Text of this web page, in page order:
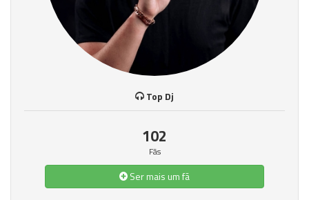
Top Dj
102
Fãs
Ser mais um fã